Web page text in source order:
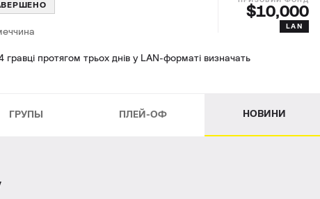
$10,000
LAN
протягом трьох днів у LAN-форматі визначать
ГРУПЫ ПЛЕЙ-ОФ НОВИНИ